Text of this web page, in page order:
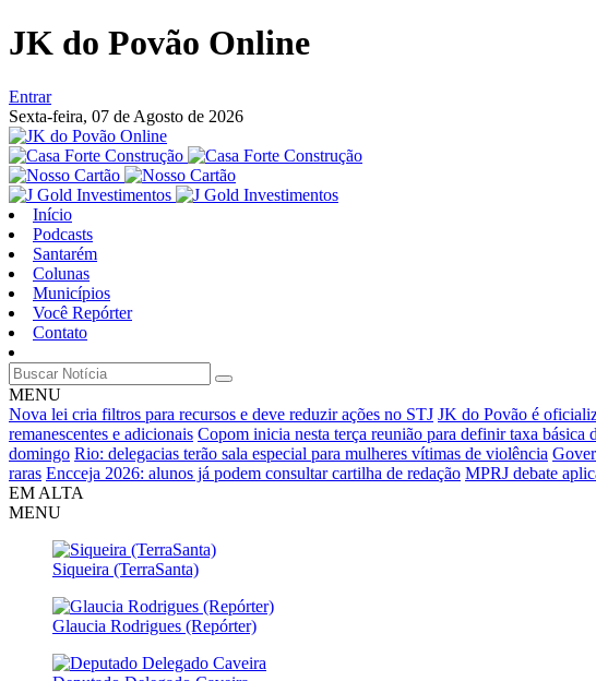
JK do Povão Online
Entrar
Sexta-feira, 07 de Agosto de 2026
Início
Podcasts
Santarém
Colunas
Municípios
Você Repórter
Contato
MENU
Nova lei cria filtros para recursos e deve reduzir ações no STJ JK do Povão é
remanescentes e adicionais Copom inicia nesta terça reunião para definir taxa básica
domingo Rio: delegacias terão sala especial para mulheres vítimas de violência
raras Encceja 2026: alunos já podem consultar cartilha de redação MPRJ debate
EM ALTA
MENU
Siqueira (TerraSanta)
Glaucia Rodrigues (Repórter)